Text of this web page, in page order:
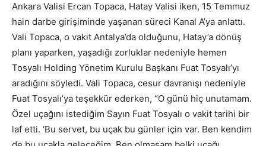
Ankara Valisi Ercan Topaca, Hatay Valisi iken, 15 Temmuz
hain darbe girişiminde yaşanan süreci Kanal A’ya anlattı.
Vali Topaca, o vakit Antalya’da olduğunu, Hatay’a dönüş
planı yaparken, yaşadığı zorluklar nedeniyle hemen
Tosyalı Holding Yönetim Kurulu Başkanı Fuat Tosyalı’yı
aradığını söyledi. Vali Topaca, cesur davranışı nedeniyle
Fuat Tosyalı’ya teşekkür ederken, “O günü hiç unutamam.
Özel uçağını istediğim Sayın Fuat Tosyalı o vakit tarihi bir
laf etti. ‘Bu servet, bu uçak bu günler için var. Ben kendim